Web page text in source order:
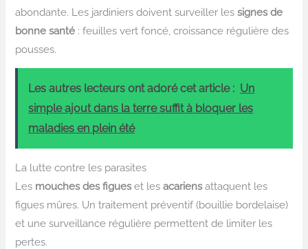
abondante. Les jardiniers doivent surveiller lessignes de
bonne santé : feuilles vert foncé, croissance régulière des
pousses.
Les autres lecteurs ont adoré cet article : Un
simple ajout dans la terre suffit à bloquer les
maladies en plein été
La lutte contre les parasites
Les mouches des figueset lesacariensattaquent les
figues mûres. Un traitement préventif (bouillie bordelaise)
et une surveillance régulière permettent de limiter les
pertes.